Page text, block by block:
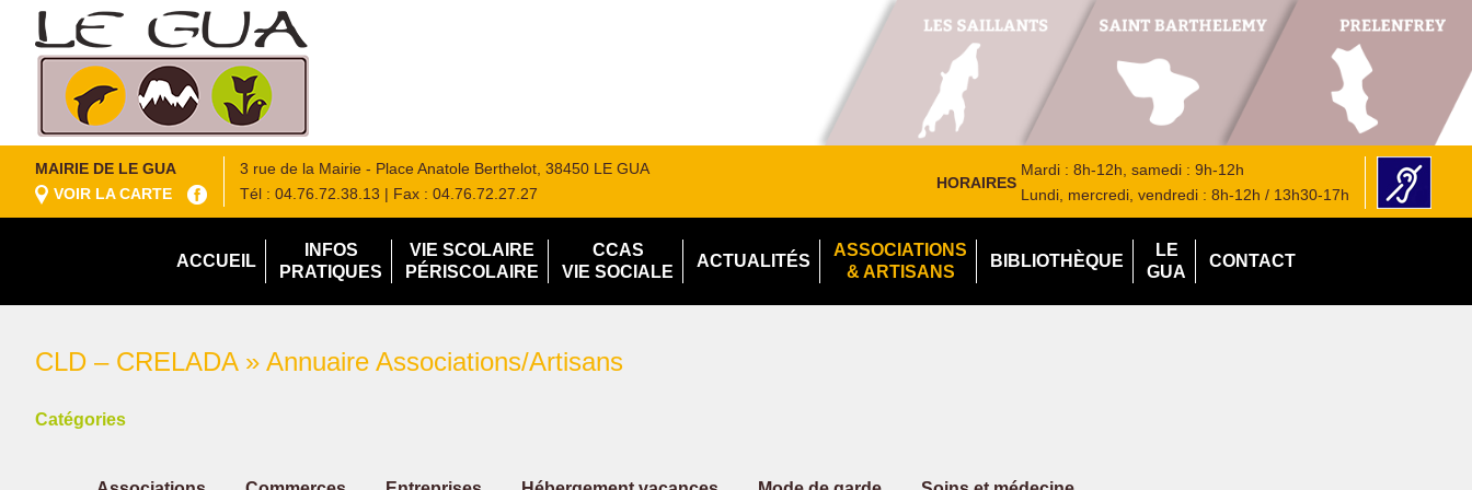
MAIRIE DE LE GUA
VOIR LA CARTE
3 rue de la Mairie - Place Anatole Berthelot, 38450 LE GUA
Tél : 04.76.72.38.13 | Fax : 04.76.72.27.27
HORAIRES
Mardi : 8h-12h, samedi : 9h-12h
Lundi, mercredi, vendredi : 8h-12h / 13h30-17h
ACCUEIL
INFOS
PRATIQUES
VIE SCOLAIRE
PÉRISCOLAIRE
CCAS
VIE SOCIALE
ACTUALITÉS
ASSOCIATIONS
& ARTISANS
BIBLIOTHÈQUE
LE
GUA
CONTACT
CLD – CRELADA » Annuaire Associations/Artisans
Catégories